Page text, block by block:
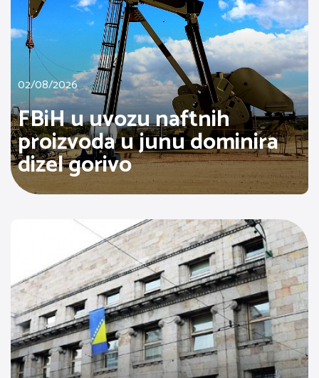
02/08/2026
FBiH u uvozu naftnih
proizvoda u junu dominira
dizel gorivo